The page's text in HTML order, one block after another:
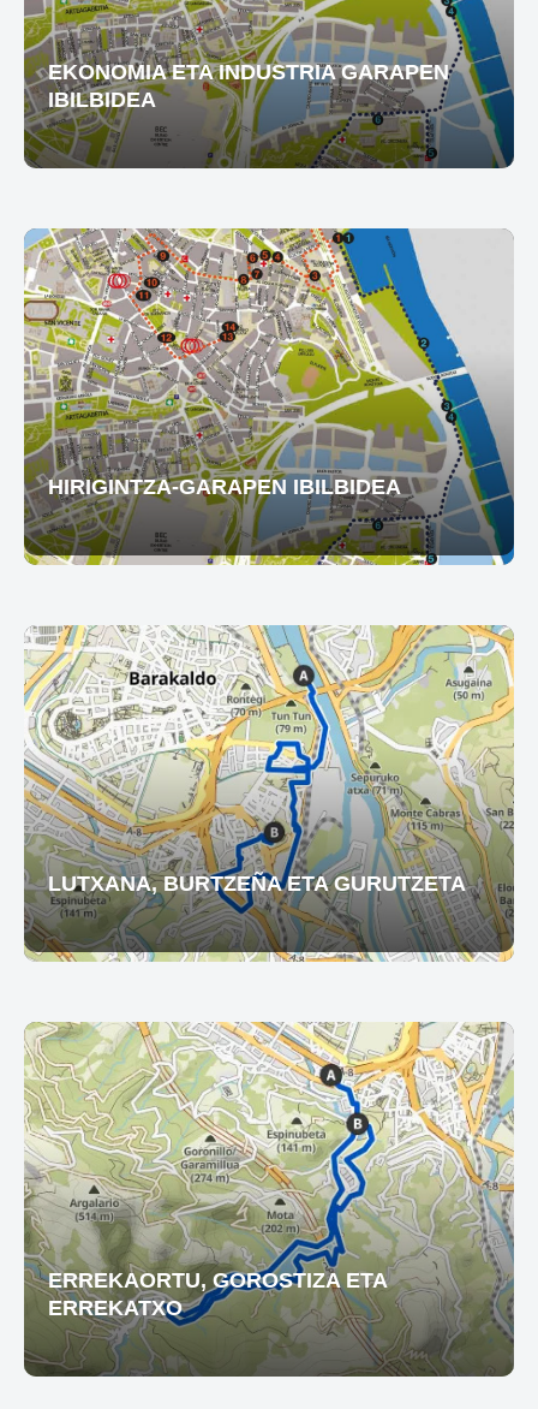
EKONOMIA ETA INDUSTRIA GARAPEN
IBILBIDEA
HIRIGINTZA-GARAPEN IBILBIDEA
LUTXANA, BURTZEÑA ETA GURUTZETA
ERREKAORTU, GOROSTIZA ETA
ERREKATXO